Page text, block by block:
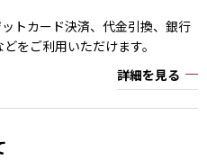
トカード決済、代金引換、銀行
をご利用いただけます。
詳細を見る